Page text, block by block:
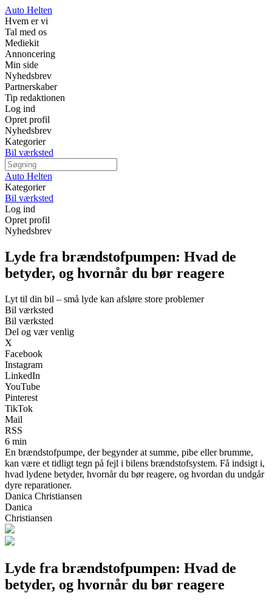
Auto Helten
Hvem er vi
Tal med os
Mediekit
Annoncering
Min side
Nyhedsbrev
Partnerskaber
Tip redaktionen
Log ind
Opret profil
Nyhedsbrev
Kategorier
Bil værksted
Auto Helten
Kategorier
Bil værksted
Log ind
Opret profil
Nyhedsbrev
Lyde fra brændstofpumpen: Hvad de
betyder, og hvornår du bør reagere
Lyt til din bil – små lyde kan afsløre store problemer
Bil værksted
Bil værksted
Del og vær venlig
X
Facebook
Instagram
LinkedIn
YouTube
Pinterest
TikTok
Mail
RSS
6 min
En brændstofpumpe, der begynder at summe, pibe eller brumme,
kan være et tidligt tegn på fejl i bilens brændstofsystem. Få indsigt i,
hvad lydene betyder, hvornår du bør reagere, og hvordan du undgår
dyre reparationer.
Danica Christiansen
Danica
Christiansen
Lyde fra brændstofpumpen: Hvad de
betyder, og hvornår du bør reagere